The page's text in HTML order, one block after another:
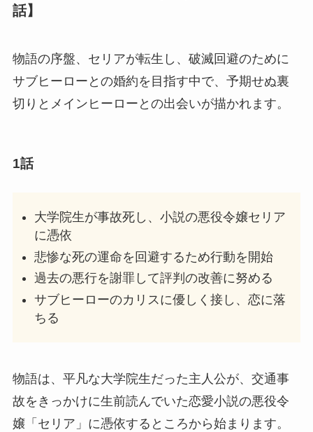
話】
物語の序盤、セリアが転生し、破滅回避のために
サブヒーローとの婚約を目指す中で、予期せぬ裏
切りとメインヒーローとの出会いが描かれます。
1話
大学院生が事故死し、小説の悪役令嬢セリア
に憑依
悲惨な死の運命を回避するため行動を開始
過去の悪行を謝罪して評判の改善に努める
サブヒーローのカリスに優しく接し、恋に落
ちる
物語は、平凡な大学院生だった主人公が、交通事
故をきっかけに生前読んでいた恋愛小説の悪役令
嬢「セリア」に憑依するところから始まります。